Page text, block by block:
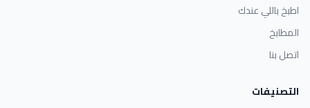
اطبخ باللي عندك
المطابخ
اتصل بنا
التصنيفات